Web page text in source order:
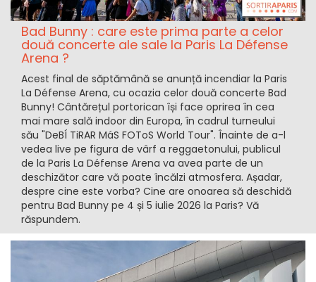
Bad Bunny : care este prima parte a celor
două concerte ale sale la Paris La Défense
Arena ?
Acest final de săptămână se anunță incendiar la Paris
La Défense Arena, cu ocazia celor două concerte Bad
Bunny! Cântărețul portorican își face oprirea în cea
mai mare sală indoor din Europa, în cadrul turneului
său "DeBÍ TiRAR MáS FOToS World Tour". Înainte de a-l
vedea live pe figura de vârf a reggaetonului, publicul
de la Paris La Défense Arena va avea parte de un
deschizător care vă poate încălzi atmosfera. Așadar,
despre cine este vorba? Cine are onoarea să deschidă
pentru Bad Bunny pe 4 și 5 iulie 2026 la Paris? Vă
răspundem.